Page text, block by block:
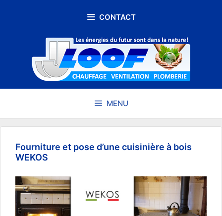
CONTACT
MENU
Fourniture et pose d’une cuisinière à bois
WEKOS